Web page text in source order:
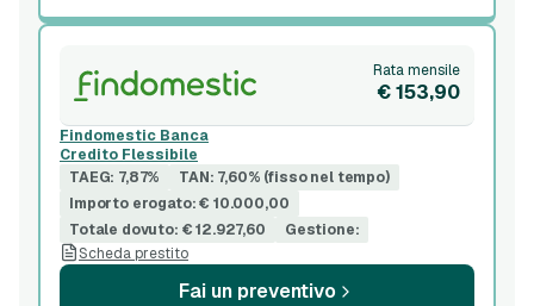
Rata mensile
€ 153,90
Findomestic Banca
Credito Flessibile
TAEG: 7,87%
TAN: 7,60% (fisso nel tempo)
Importo erogato: € 10.000,00
Totale dovuto: € 12.927,60
Gestione:
Scheda prestito
Fai un preventivo